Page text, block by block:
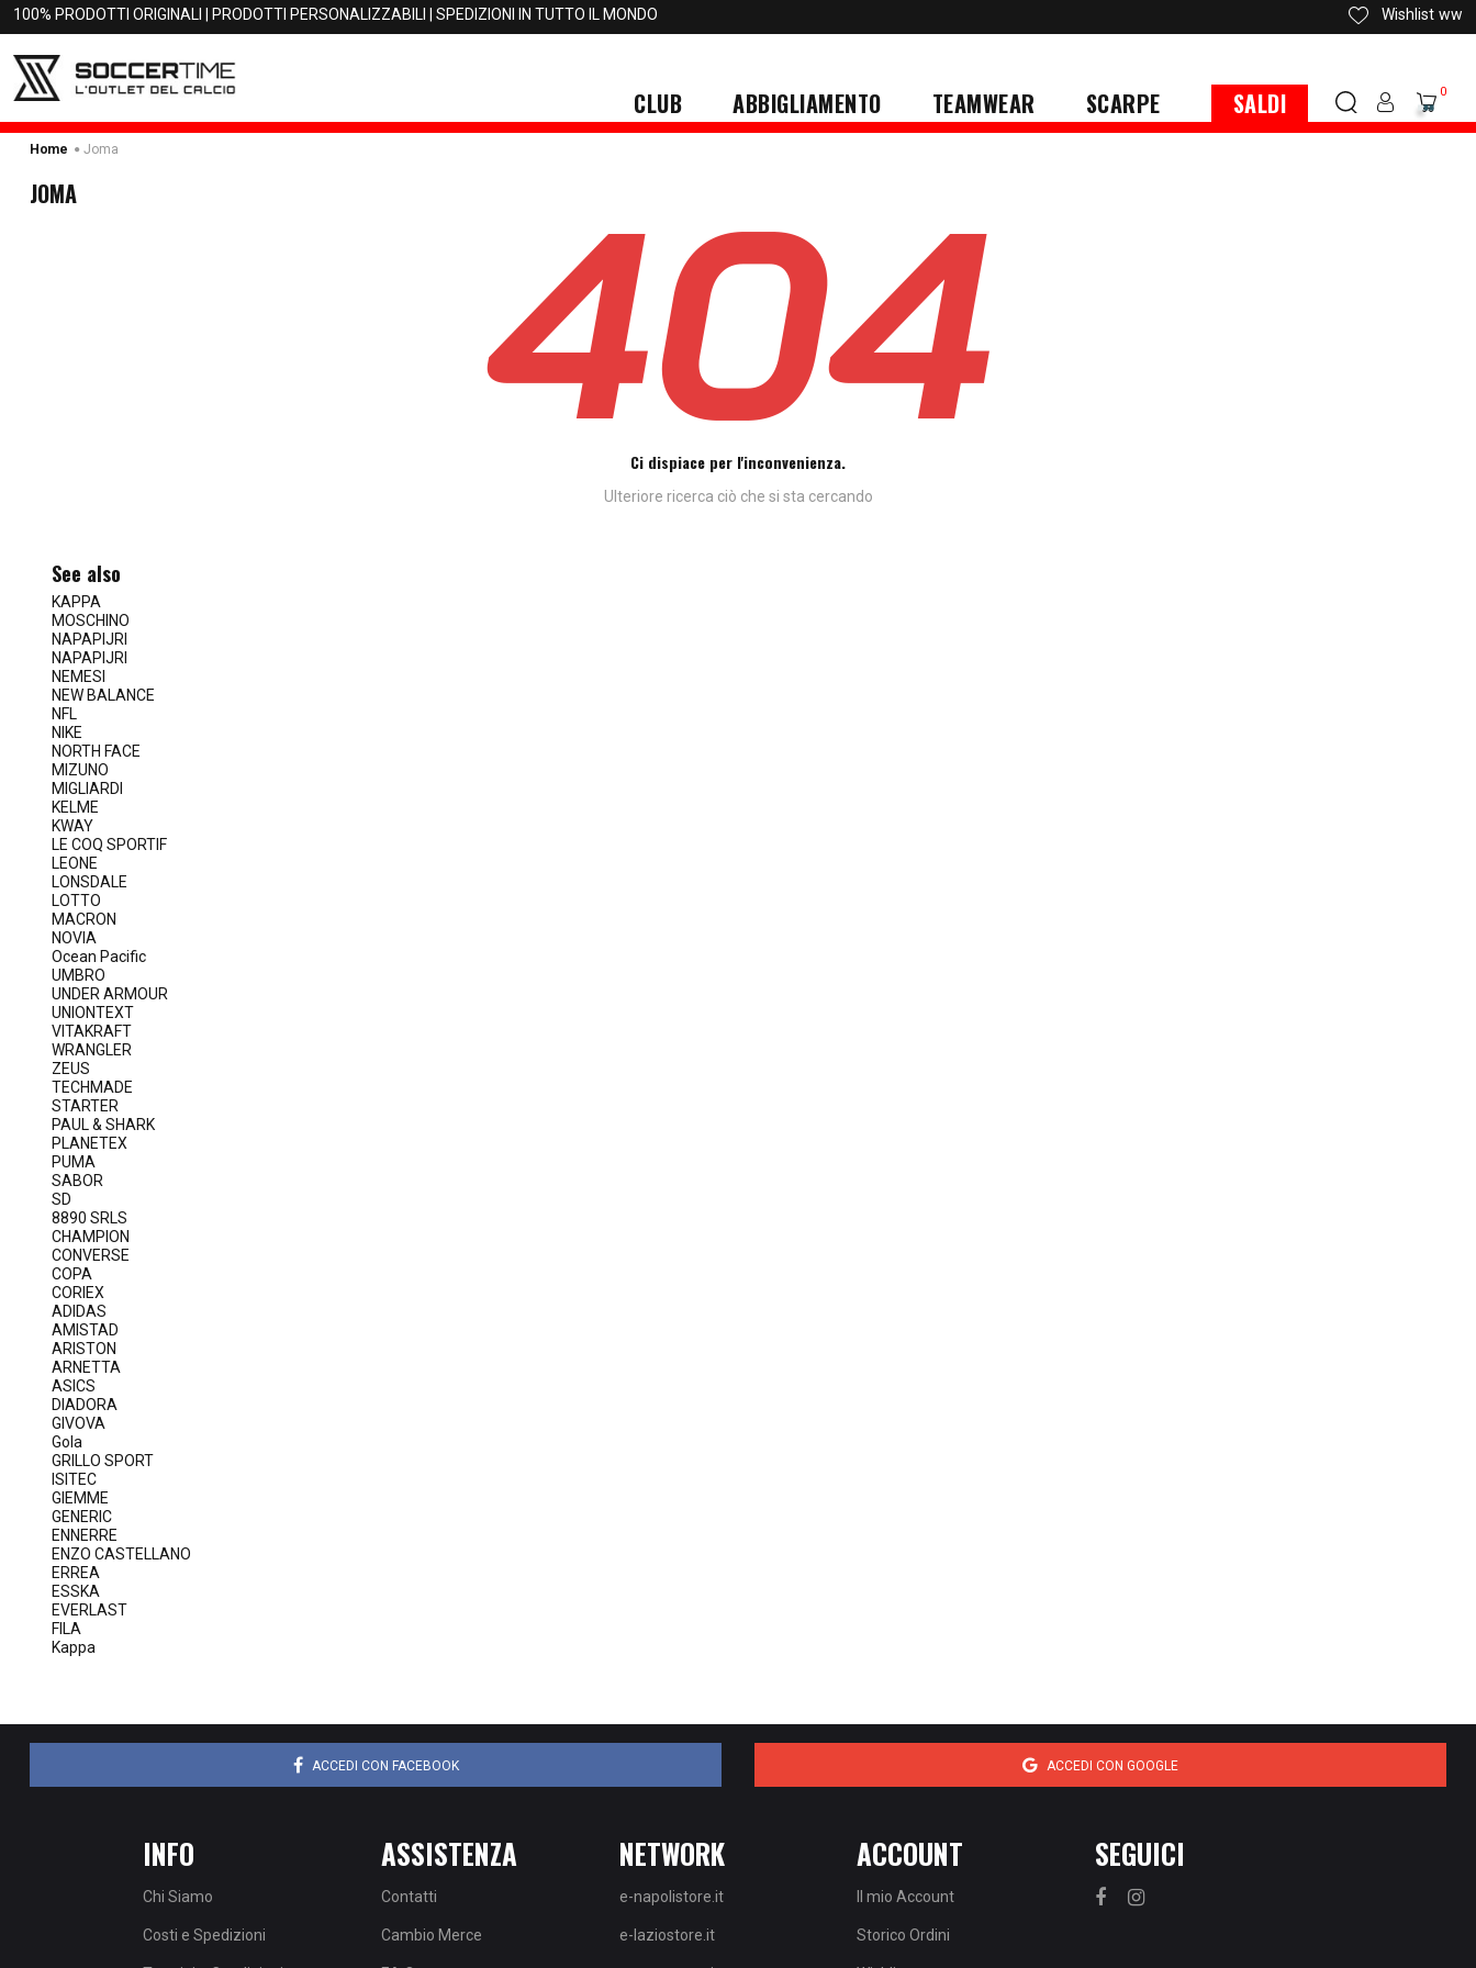
100% PRODOTTI ORIGINALI | PRODOTTI PERSONALIZZABILI | SPEDIZIONI IN TUTTO IL MONDO ww
Wishlist
CLUB ABBIGLIAMENTO TEAMWEAR SCARPE SALDI 0
Home Joma
JOMA
Ci dispiace per l'inconvenienza.
Ulteriore ricerca ciò che si sta cercando
See also
KAPPA
MOSCHINO
NAPAPIJRI
NAPAPIJRI
NEMESI
NEW BALANCE
NFL
NIKE
NORTH FACE
MIZUNO
MIGLIARDI
KELME
KWAY
LE COQ SPORTIF
LEONE
LONSDALE
LOTTO
MACRON
NOVIA
Ocean Pacific
UMBRO
UNDER ARMOUR
UNIONTEXT
VITAKRAFT
WRANGLER
ZEUS
TECHMADE
STARTER
PAUL & SHARK
PLANETEX
PUMA
SABOR
SD
8890 SRLS
CHAMPION
CONVERSE
COPA
CORIEX
ADIDAS
AMISTAD
ARISTON
ARNETTA
ASICS
DIADORA
GIVOVA
Gola
GRILLO SPORT
ISITEC
GIEMME
GENERIC
ENNERRE
ENZO CASTELLANO
ERREA
ESSKA
EVERLAST
FILA
Kappa
ACCEDI CON FACEBOOK ACCEDI CON GOOGLE
INFO
Chi Siamo
Costi e Spedizioni
ASSISTENZA
Contatti
Cambio Merce
NETWORK
e-napolistore.it
e-laziostore.it
ACCOUNT
Il mio Account
Storico Ordini
SEGUICI